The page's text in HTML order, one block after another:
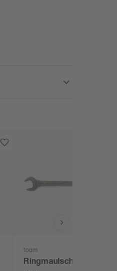
toom
Ringmaulschlüssel 27